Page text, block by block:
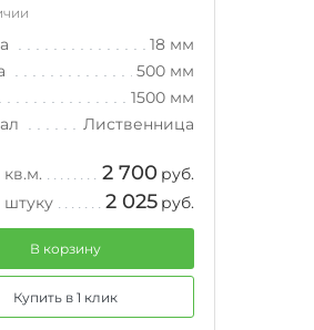
18 мм
500 мм
1500 мм
Лиственница
2 700 руб.
штуку
2 025 руб.
В корзину
Купить в 1 клик